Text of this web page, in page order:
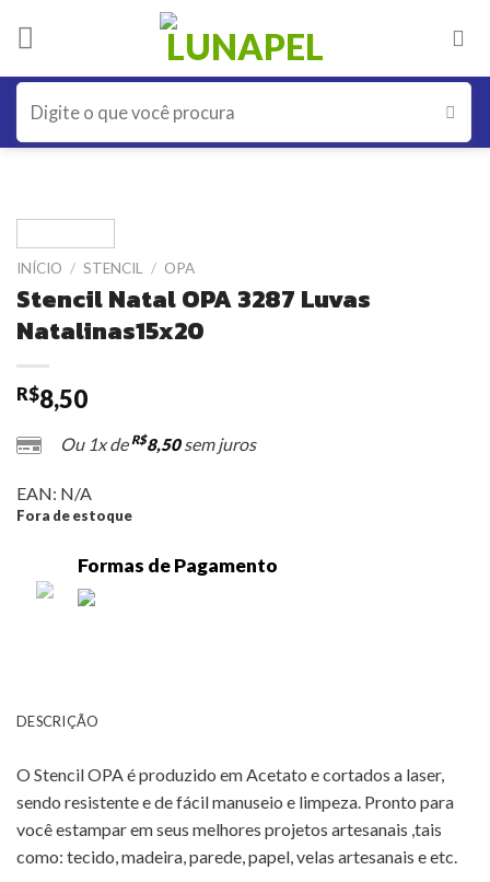
Pesquisar
por:
INÍCIO / STENCIL / OPA
Stencil Natal OPA 3287 Luvas
Natalinas15x20
R$8,50
Ou 1x de R$8,50sem juros
EAN: N/A
Fora de estoque
Formas de Pagamento
DESCRIÇÃO
O Stencil OPA é produzido em Acetato e cortados a laser,
sendo resistente e de fácil manuseio e limpeza. Pronto para
você estampar em seus melhores projetos artesanais ,tais
como: tecido, madeira, parede, papel, velas artesanais e etc.